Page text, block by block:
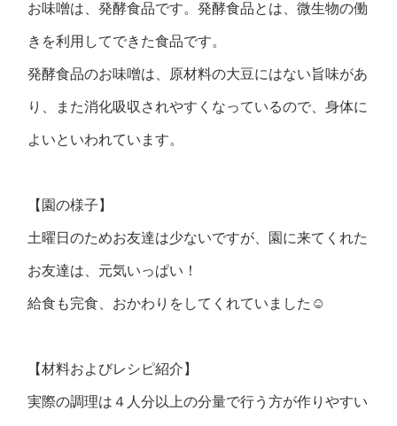
お味噌は、発酵食品です。発酵食品とは、微生物の働
きを利用してできた食品です。
発酵食品のお味噌は、原材料の大豆にはない旨味があ
り、また消化吸収されやすくなっているので、身体に
よいといわれています。
【園の様子】
土曜日のためお友達は少ないですが、園に来てくれた
お友達は、元気いっぱい！
給食も完食、おかわりをしてくれていました☺
【材料およびレシピ紹介】
実際の調理は４人分以上の分量で行う方が作りやすい